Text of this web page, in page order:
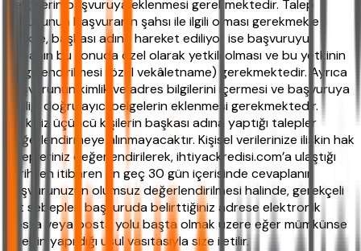
belgelerin başvuruya eklenmesi gerekmektedir. Talep
konusunun başvuranın şahsı ile ilgili olması gerekmekle
birlikte, başkası adına hareket ediliyor ise başvuruyu
yapanın bu konuda özel olarak yetkili olması ve bu yetkinin
belgelendirilmesi (özel vekâletname) gerekmektedir. Ayrıca
başvurunun kimlik ve adres bilgilerini içermesi ve başvuruya
kimliği doğrulayıcı belgelerin eklenmesi gerekmektedir.
Yetkisiz üçüncü kişilerin başkası adına yaptığı talepler
değerlendirmeye alınmayacaktır. Kişisel verilerinize ilişkin hak
talepleriniz değerlendirilerek, ihtiyackredisi.com’a ulaştığı
tarihten itibaren en geç 30 gün içerisinde cevaplanır.
Başvurunuzun olumsuz değerlendirilmesi halinde, gerekçeli
ret sebepleri başvuruda belirttiğiniz adrese elektronik
posta veya posta yolu başta olmak üzere eğer mümkünse
talebin yapıldığı usul vasıtasıyla size iletilir.